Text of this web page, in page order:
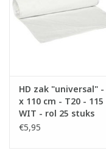
HD zak "universal" -
x 110 cm - T20 - 115
WIT - rol 25 stuks
€5,95